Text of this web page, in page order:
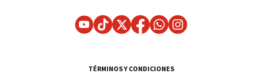
TÉRMINOS Y CONDICIONES